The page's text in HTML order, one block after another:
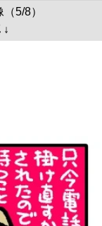
5/8）